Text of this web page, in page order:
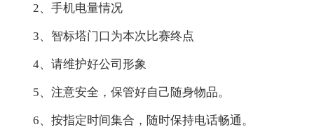
2、手机电量情况
3、智标塔门口为本次比赛终点
4、请维护好公司形象
5、注意安全，保管好自己随身物品。
6、按指定时间集合，随时保持电话畅通。